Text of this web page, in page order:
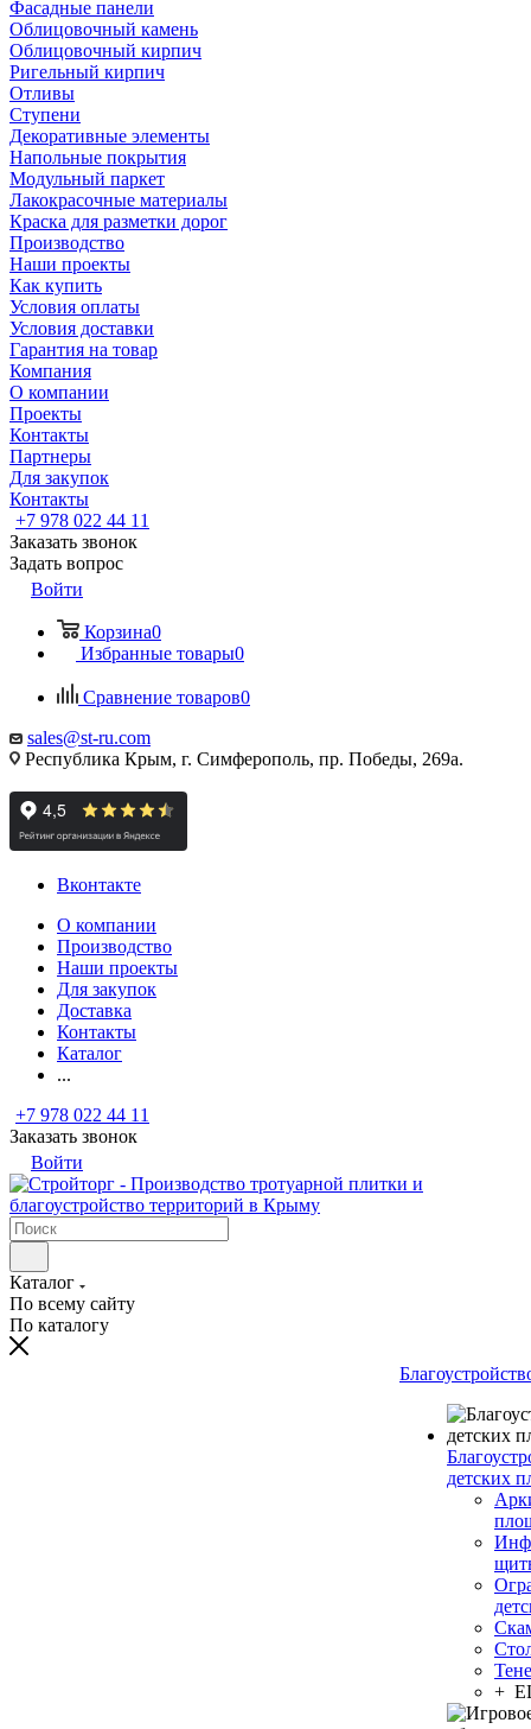
Фасадные панели
Облицовочный камень
Облицовочный кирпич
Ригельный кирпич
Отливы
Ступени
Декоративные элементы
Напольные покрытия
Модульный паркет
Лакокрасочные материалы
Краска для разметки дорог
Производство
Наши проекты
Как купить
Условия оплаты
Условия доставки
Гарантия на товар
Компания
О компании
Проекты
Контакты
Партнеры
Для закупок
Контакты
+7 978 022 44 11
Заказать звонок
Задать вопрос
Войти
Корзина0
Избранные товары0
Сравнение товаров0
sales@st-ru.com
Республика Крым, г. Симферополь, пр. Победы, 269а.
Вконтакте
О компании
Производство
Наши проекты
Для закупок
Доставка
Контакты
Каталог
...
+7 978 022 44 11
Заказать звонок
Войти
Каталог
По всему сайту
По каталогу
детских
+